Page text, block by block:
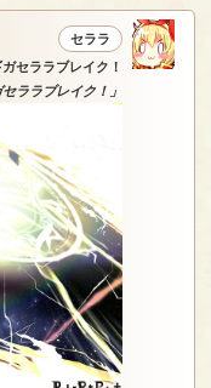
セララ
セララブレイク！
ララブレイク！」